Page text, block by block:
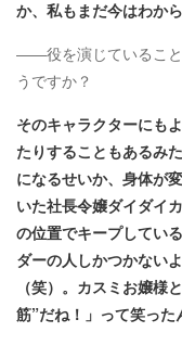
か、私もまだ今はわか
――役を演じていること
うですか？
そのキャラクターにも
たりすることもあるみ
になるせいか、身体が
いた社長令嬢ダイダイ
の位置でキープしてい
ダーの人しかつかない
（笑）。カスミお嬢様
筋”だね！」って笑った